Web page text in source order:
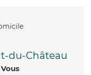
du-Château